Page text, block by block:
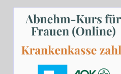
Magazin
Sammlungen
Rezept Suche